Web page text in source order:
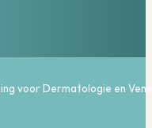
voor Dermatologie en